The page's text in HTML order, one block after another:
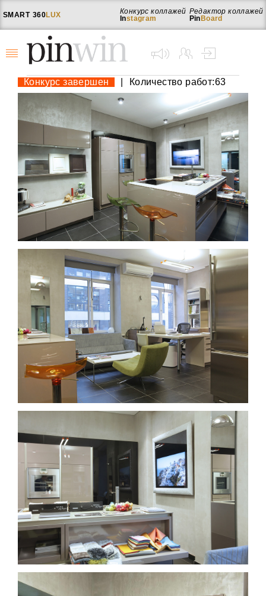
SMART 360LUX
Редактор коллажей
Pin Board
Конкурс коллажей
Instagram
Конкурс завершен Количество работ:63